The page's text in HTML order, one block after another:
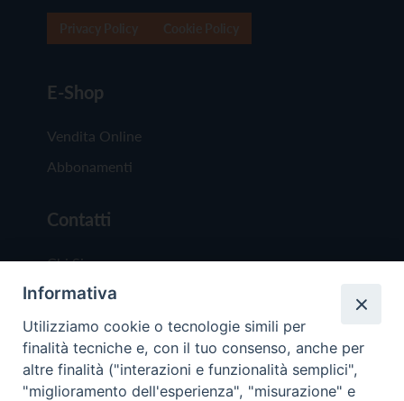
E-Shop
Vendita Online
Abbonamenti
Contatti
Chi Siamo
Redazione
Scrivici
Informativa
Utilizziamo cookie o tecnologie simili per
finalità tecniche e, con il tuo consenso, anche per
altre finalità ("interazioni e funzionalità semplici",
"miglioramento dell'esperienza", "misurazione" e